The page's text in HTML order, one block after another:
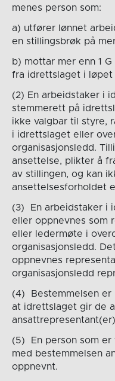
menes person som:
a) utfører lønnet
en stillingsbrøk på
b) mottar mer enn 1
fra idrettslaget i
(2) En arbeidstaker i
stemmerett på
ikke valgbar til styre,
i idrettslaget eller
organisasjonsledd.
ansettelse, plikter å
av stillingen, og kan
ansettelsesforholdet
(3) En arbeidstaker i
eller oppnevnes som
eller ledermøte i
organisasjonsledd.
oppnevnes
organisasjonsledd
(4) Bestemmelsen er
at idrettslaget gir de
(5) En person som
med bestemmelsen
oppnevnt.